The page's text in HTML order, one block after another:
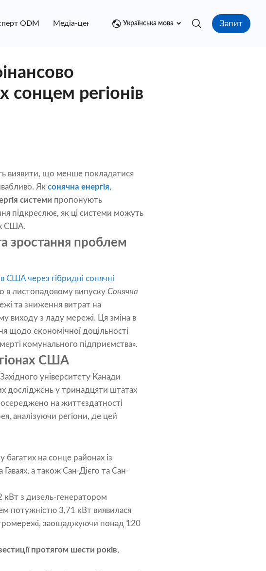
ODM Медіа-центр контакт
Українська мова Запит
сонцем регіонів
виявити, що менше покладатися
Як сонячна енергія,
системи пропонують
підкреслює, як ці системи можуть
США.
зростання проблем
США через гібридні сонячні
в листопадовому випуску Сонячна
та зниження витрат на
виходу з ладу мережі. Ця зміна в
щодо економічної доцільності
комунального підприємства».
США
університету Канади
досліджень у тринадцяти штатах
на життєздатності
аналізуючи регіони, де цей
на сонце районах із
а також Сан-Дієго та Сан-
кВт з дизель-генератором
потужністю 3,71 кВт виявилася
заощаджуючи понад 120
протягом шести років,